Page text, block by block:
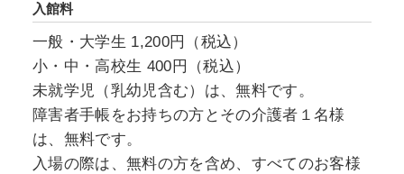
入館料
一般・大学生 1,200円（税込）
小・中・高校生 400円（税込）
未就学児（乳幼児含む）は、無料です。
障害者手帳をお持ちの方とその介護者１名様
は、無料です。
入場の際は、無料の方を含め、すべてのお客様